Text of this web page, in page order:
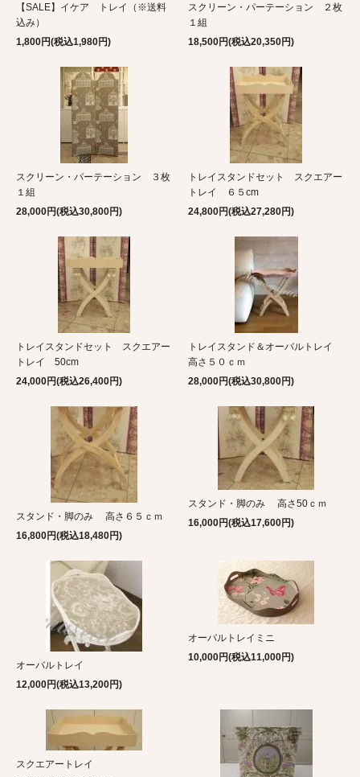
【SALE】イケア トレイ（※送料
込み）
1,800円(税込1,980円)
スクリーン・パーテーション ２枚
１組
18,500円(税込20,350円)
スクリーン・パーテーション ３枚
１組
28,000円(税込30,800円)
トレイスタンドセット スクエアー
トレイ ６５cm
24,800円(税込27,280円)
トレイスタンドセット スクエアー
トレイ 50cm
24,000円(税込26,400円)
トレイスタンド＆オーバルトレイ
高さ５０ｃｍ
28,000円(税込30,800円)
スタンド・脚のみ 高さ６５ｃｍ
16,800円(税込18,480円)
スタンド・脚のみ 高さ50ｃｍ
16,000円(税込17,600円)
オーバルトレイ
12,000円(税込13,200円)
オーバルトレイミニ
10,000円(税込11,000円)
スクエアートレイ